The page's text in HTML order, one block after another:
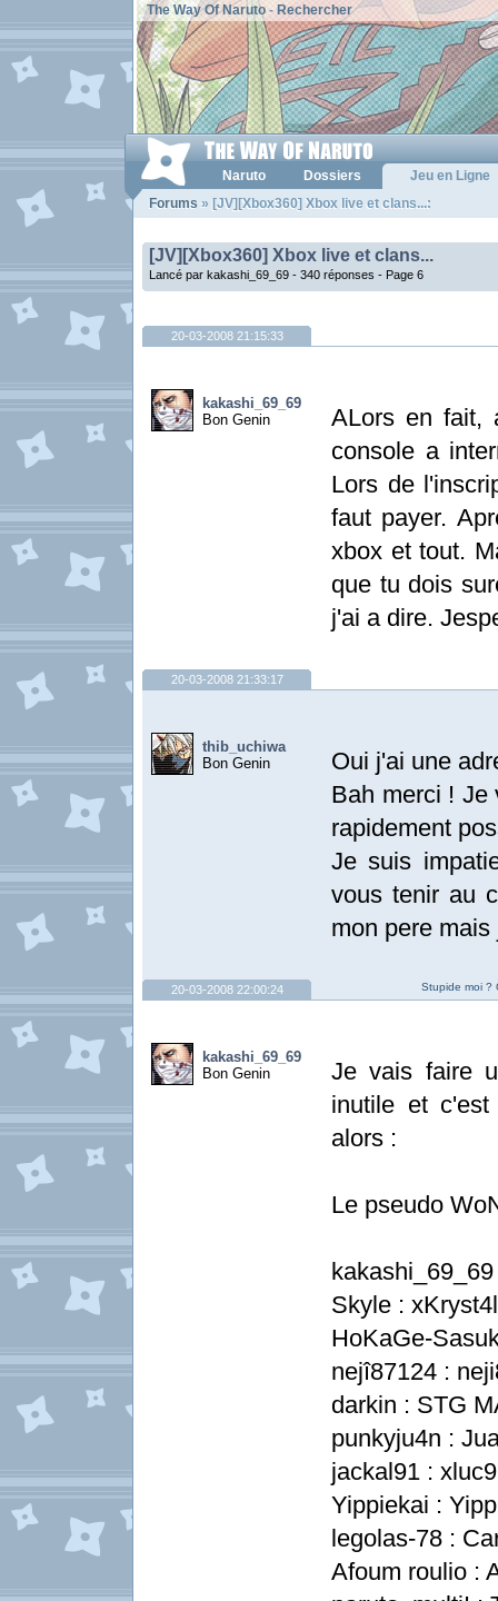
The Way Of Naruto- Rechercher
Naruto Dossiers
Jeu en Ligne
Forums » [JV][Xbox360] Xbox live et clans...:
[JV][Xbox360] Xbox live et clans...
Lancé par kakashi_69_69 - 340 réponses - Page 6
20-03-2008 21:15:33
kakashi_69_69
Bon Genin
ALors en fait,
console a
Lors de
faut payer.
xbox et tout.
que tu dois
j'ai a dire.
20-03-2008 21:33:17
thib_uchiwa
Bon Genin
Oui j'ai une
Bah merci ! Je
rapidement
Je suis
vous tenir au
mon pere
Stupide moi ?
20-03-2008 22:00:24
kakashi_69_69
Bon Genin
Je vais faire
inutile et c'est
alors :
Le pseudo
Skyle :
HoKaGe-
nejî87124 :
darkin : STG
punkyju4n :
jackal91 :
Yippiekai :
legolas-78 :
Afoum roulio :